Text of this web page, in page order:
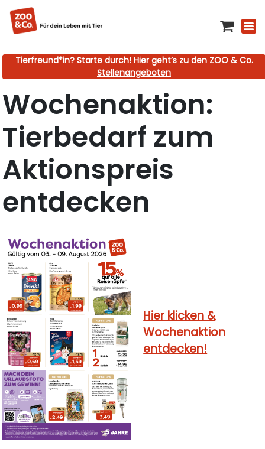
Tierfreund*in? Starte durch! Hier geht’s zu den ZOO & Co.
Stellenangeboten
Wochenaktion:
Tierbedarf zum
Aktionspreis
entdecken
Hier klicken &
Wochenaktion
entdecken!